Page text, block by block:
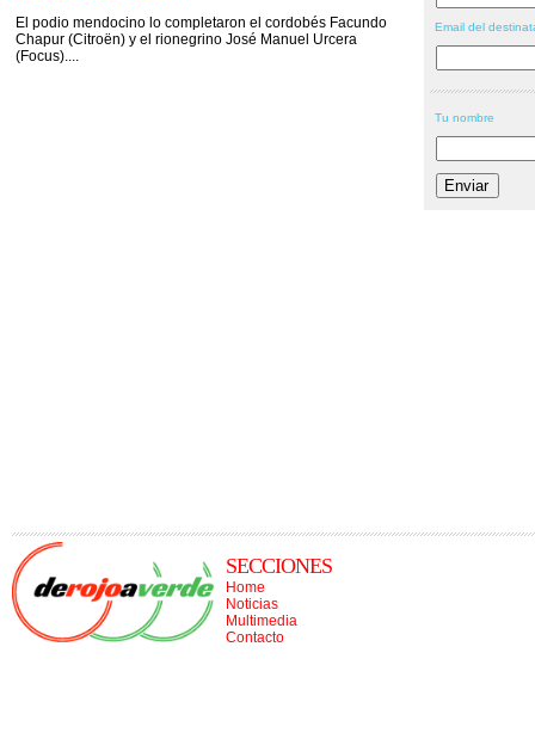
El podio mendocino lo completaron el cordobés Facundo
Chapur (Citroën) y el rionegrino José Manuel Urcera
(Focus)....
Email del
Tu nombre
SECCIONES
Home
Noticias
Multimedia
Contacto